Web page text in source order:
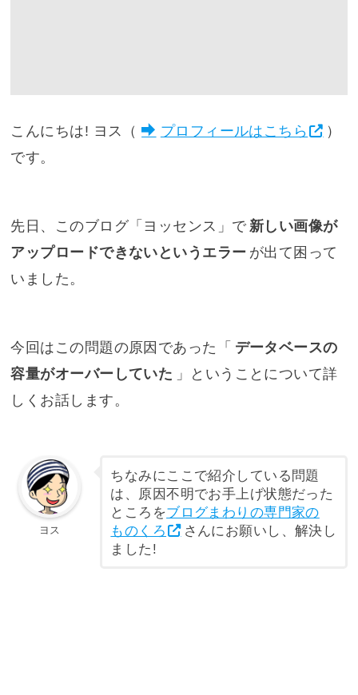
こんにちは! ヨス（ プロフィールはこちら
）
です。
先日、このブログ「ヨッセンス」で 新しい画像が
アップロードできないというエラー が出て困って
いました。
今回はこの問題の原因であった「 データベースの
容量がオーバーしていた 」ということについて詳
しくお話します。
ヨス
ちなみにここで紹介している問題
は、原因不明でお手上げ状態だった
ところをブログまわりの専門家の
ものくろ
さんにお願いし、解決し
ました!